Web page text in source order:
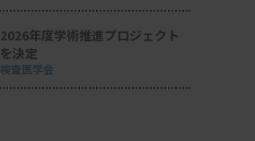
2026年度学術推進プロジェクト
を決定
検査医学会